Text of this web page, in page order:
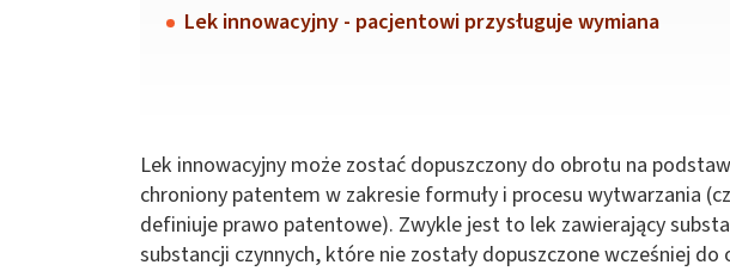
Lek innowacyjny - pacjentowi przysługuje wymiana
Lek innowacyjny może zostać dopuszczony do obrotu na
chroniony patentem w zakresie formuły i procesu wytwarzania
definiuje prawo patentowe). Zwykle jest to lek zawierający
substancji czynnych, które nie zostały dopuszczone wcześniej